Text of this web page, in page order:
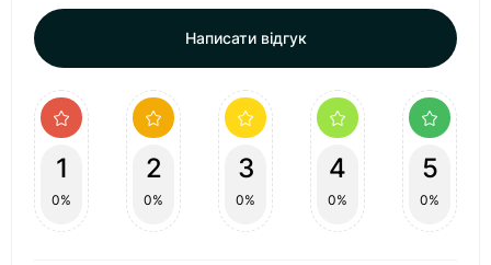
Написати відгук
1
0%
2
0%
3
0%
4
0%
5
0%